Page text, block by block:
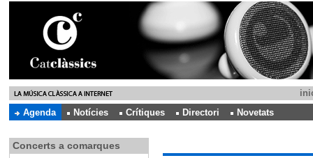
Agenda
Notícies Crítiques Directori Novetats
Concerts a comarques